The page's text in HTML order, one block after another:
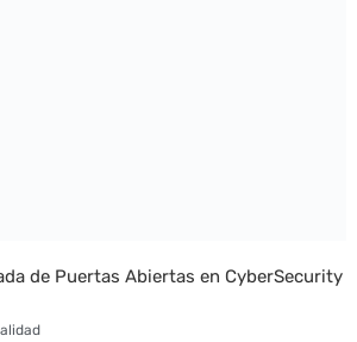
de Puertas Abiertas en CyberSecurity